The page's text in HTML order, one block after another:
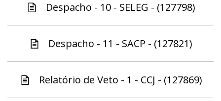
Despacho - 10 - SELEG - (127798)
Despacho - 11 - SACP - (127821)
Relatório de Veto - 1 - CCJ - (127869)